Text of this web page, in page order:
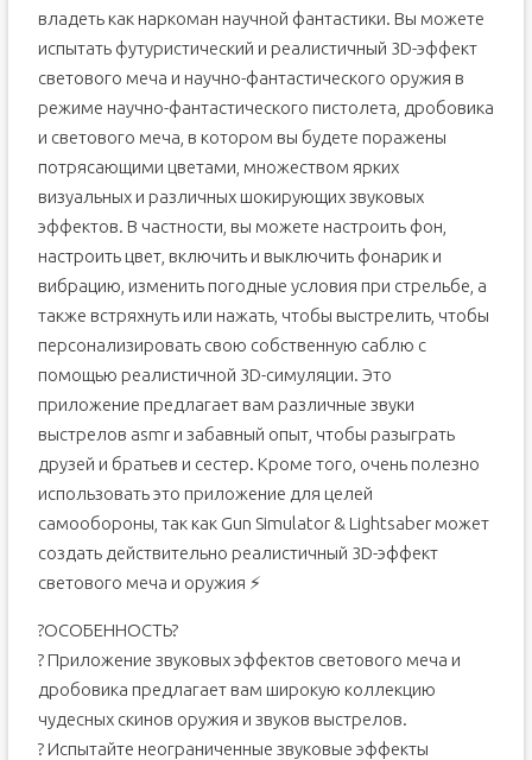
владеть как наркоман научной фантастики. Вы можете
испытать футуристический и реалистичный 3D-эффект
светового меча и научно-фантастического оружия в
режиме научно-фантастического пистолета, дробовика
и светового меча, в котором вы будете поражены
потрясающими цветами, множеством ярких
визуальных и различных шокирующих звуковых
эффектов. В частности, вы можете настроить фон,
настроить цвет, включить и выключить фонарик и
вибрацию, изменить погодные условия при стрельбе, а
также встряхнуть или нажать, чтобы выстрелить, чтобы
персонализировать свою собственную саблю с
помощью реалистичной 3D-симуляции. Это
приложение предлагает вам различные звуки
выстрелов asmr и забавный опыт, чтобы разыграть
друзей и братьев и сестер. Кроме того, очень полезно
использовать это приложение для целей
самообороны, так как Gun Simulator & Lightsaber может
создать действительно реалистичный 3D-эффект
светового меча и оружия ⚡
?ОСОБЕННОСТЬ?
? Приложение звуковых эффектов светового меча и
дробовика предлагает вам широкую коллекцию
чудесных скинов оружия и звуков выстрелов.
? Испытайте неограниченные звуковые эффекты